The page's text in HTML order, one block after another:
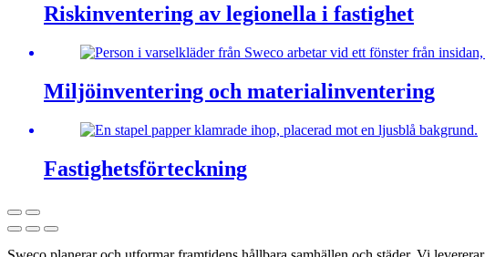
Riskinventering av legionella i fastighet
Miljöinventering och materialinventering
Fastighetsförteckning